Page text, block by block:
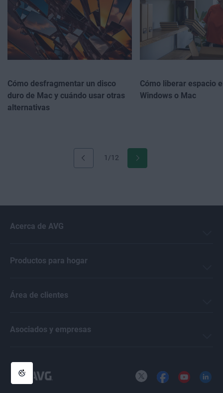
1/12
Cómo desfragmentar un disco
duro de Mac y cuándo usar otras
alternativas
Cómo liberar espacio
Windows o Mac
Acerca de AVG
Productos para hogar
Área de clientes
Asociados y empresas